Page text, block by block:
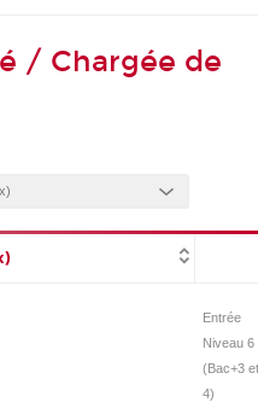
/ Chargée de
Entrée
Niveau 6
(Bac+3 et
4)